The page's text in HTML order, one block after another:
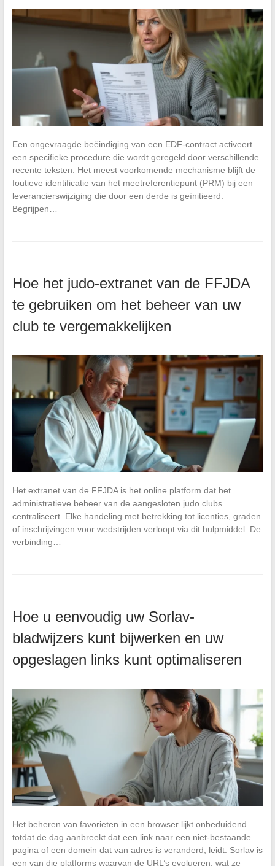
Een ongevraagde beëindiging van een EDF-contract activeert
een specifieke procedure die wordt geregeld door verschillende
recente teksten. Het meest voorkomende mechanisme blijft de
foutieve identificatie van het meetreferentiepunt (PRM) bij een
leverancierswijziging die door een derde is geïnitieerd.
Begrijpen…
Hoe het judo-extranet van de FFJDA
te gebruiken om het beheer van uw
club te vergemakkelijken
Het extranet van de FFJDA is het online platform dat het
administratieve beheer van de aangesloten judo clubs
centraliseert. Elke handeling met betrekking tot licenties, graden
of inschrijvingen voor wedstrijden verloopt via dit hulpmiddel. De
verbinding…
Hoe u eenvoudig uw Sorlav-
bladwijzers kunt bijwerken en uw
opgeslagen links kunt optimaliseren
Het beheren van favorieten in een browser lijkt onbeduidend
totdat de dag aanbreekt dat een link naar een niet-bestaande
pagina of een domein dat van adres is veranderd, leidt. Sorlav is
een van die platforms waarvan de URL’s evolueren, wat ze